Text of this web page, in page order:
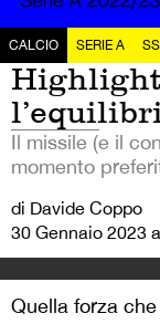
CALCIO SERIE A
Il missile (e il
momento
di Davide Coppo
30 Gennaio 2023
Quella forza